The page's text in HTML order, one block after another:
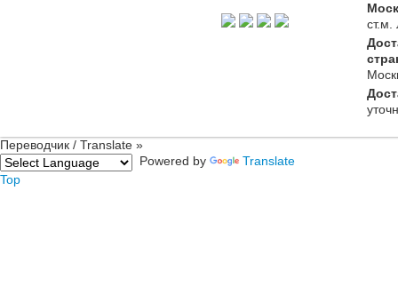
ст.м.
Переводчик / Translate »
Powered by
Translate
Top